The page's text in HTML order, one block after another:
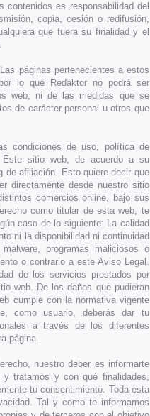
es responsabilidad del
copia, cesión o redifusión,
que fuera su finalidad y el
páginas pertenecientes a estos
lo que Redaktor no podrá ser
web, ni de las medidas que se
de carácter personal u otros que
condiciones de uso, política de
sitio web, de acuerdo a su
de afiliación. Esto quiere decir que
directamente desde nuestro sitio
comercios online, bajo sus
como titular de esta web, te
caso de lo siguiente: La calidad
ni la disponibilidad ni continuidad
programas maliciosos o
o contrario a este Aviso Legal.
de los servicios prestados por
web. De los daños que pudieran
cumple con la normativa vigente
como usuario, deberás dar tu
a través de los diferentes
página.
nuestro deber es informarte
y tratamos y con qué finalidades,
tu consentimiento. Toda esta
Tal y como te informamos